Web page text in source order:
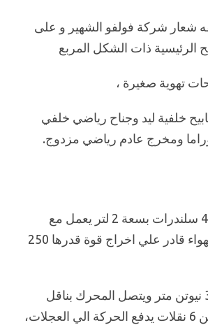
شعار شركة فولفو الشهير و على
الرئيسية ذات الشكل المربع
تهوية صغيرة ،
خلفية ليد وجناح رياضي خلفي
ومخرج عادم رياضي مزدوج.
تأتي بمحرك من 4 سلندرات بسعة 2 لتر يعمل مع
شاحن توربيني للهواء قادر علي اخراج قوة قدرها 250
وعزم دوران 350 نيوتن متر ويتصل المحرك بناقل